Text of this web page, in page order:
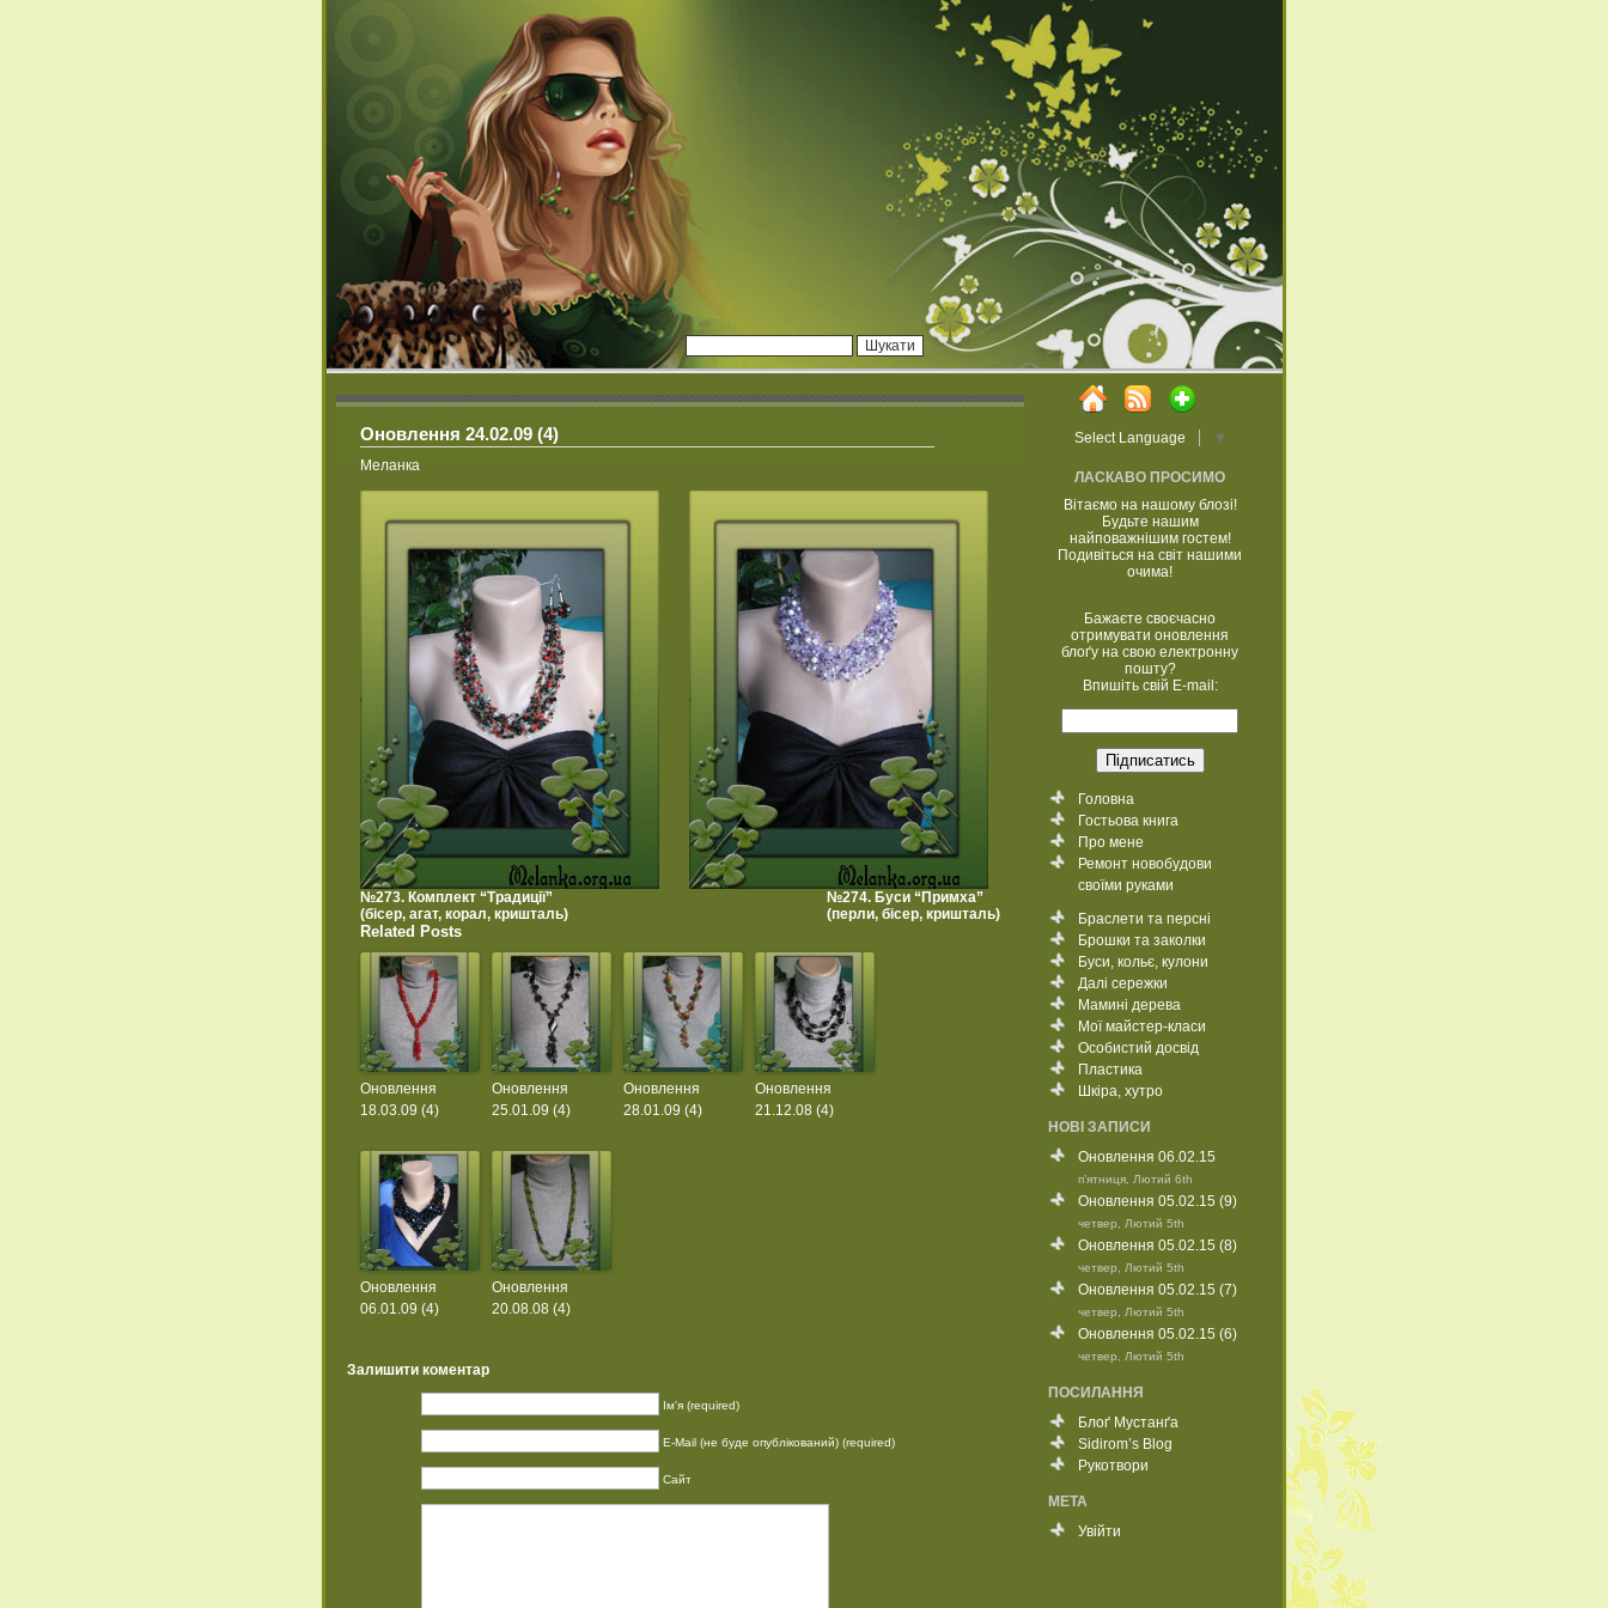
Оновлення 24.02.09 (4)
Меланка
№273. Комплект “Традиції”
(бісер, агат, корал, кришталь)
№274. Буси “Примха”
(перли, бісер, кришталь)
Related Posts
Оновлення
18.03.09 (4)
Оновлення
25.01.09 (4)
Оновлення
28.01.09 (4)
Оновлення
21.12.08 (4)
Оновлення
06.01.09 (4)
Оновлення
20.08.08 (4)
Залишити коментар
Ім'я (required)
E-Mail (не буде опублікований) (required)
Сайт
Select Language ▼
ЛАСКАВО ПРОСИМО
Вітаємо на нашому блозі!
Будьте нашим
найповажнішим гостем!
Подивіться на світ нашими
очима!
Бажаєте своєчасно
отримувати оновлення
блоґу на свою електронну
пошту?
Впишіть свій E-mail:
Головна
Гостьова книга
Про мене
Ремонт новобудови
своїми руками
Браслети та персні
Брошки та заколки
Буси, кольє, кулони
Далі сережки
Мамині дерева
Мої майстер-класи
Особистий досвід
Пластика
Шкіра, хутро
НОВІ ЗАПИСИ
Оновлення 06.02.15
п’ятниця, Лютий 6th
Оновлення 05.02.15 (9)
четвер, Лютий 5th
Оновлення 05.02.15 (8)
четвер, Лютий 5th
Оновлення 05.02.15 (7)
четвер, Лютий 5th
Оновлення 05.02.15 (6)
четвер, Лютий 5th
ПОСИЛАННЯ
Блоґ Мустанґа
Sidirom’s Blog
Рукотвори
МЕТА
Увійти